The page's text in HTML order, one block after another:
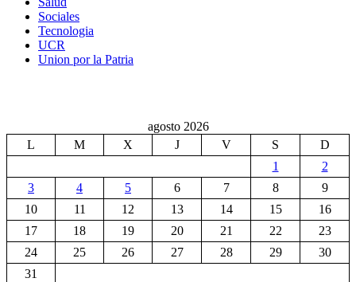
Sociales
Tecnologia
UCR
Union por la Patria
agosto 2026
L
M X J V S
D
1
2
3
4 5 6 7 8
9
10
11 12 13 14 15
16
17
18 19 20 21 22
23
24
25 26 27 28 29
30
31